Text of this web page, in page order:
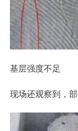
基层强度不足
现场还观察到，